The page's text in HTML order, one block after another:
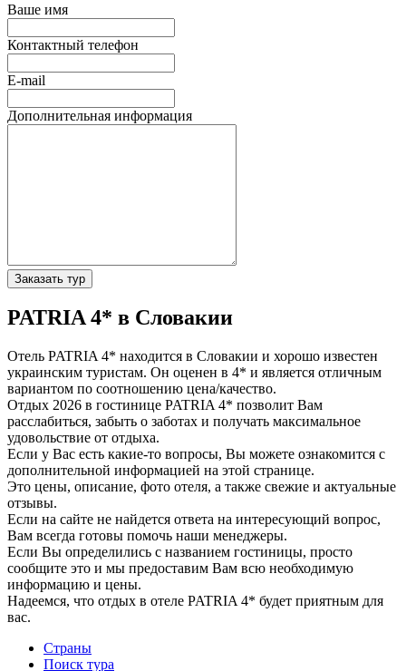
Ваше имя
Контактный телефон
E-mail
Дополнительная информация
Заказать тур
PATRIA 4* в Словакии
Отель PATRIA 4* находится в Словакии и хорошо известен
украинским туристам. Он оценен в 4* и является отличным
вариантом по соотношению цена/качество.
Отдых 2026 в гостинице PATRIA 4* позволит Вам
расслабиться, забыть о заботах и получать максимальное
удовольствие от отдыха.
Если у Вас есть какие-то вопросы, Вы можете ознакомится с
дополнительной информацией на этой странице.
Это цены, описание, фото отеля, а также свежие и актуальные
отзывы.
Если на сайте не найдется ответа на интересующий вопрос,
Вам всегда готовы помочь наши менеджеры.
Если Вы определились с названием гостиницы, просто
сообщите это и мы предоставим Вам всю необходимую
информацию и цены.
Надеемся, что отдых в отеле PATRIA 4* будет приятным для
вас.
Страны
Поиск тура